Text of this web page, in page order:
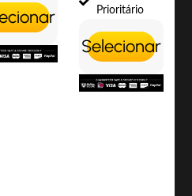
Prioritário
Selecionar